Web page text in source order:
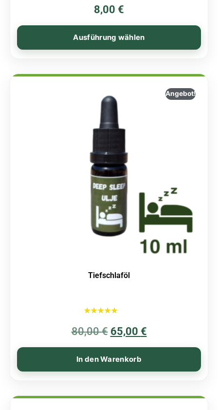
8,00 €
Ausführung wählen
Angebot!
Tiefschlaföl
5.00
von 5
80,00€ 65,00 €
In den Warenkorb